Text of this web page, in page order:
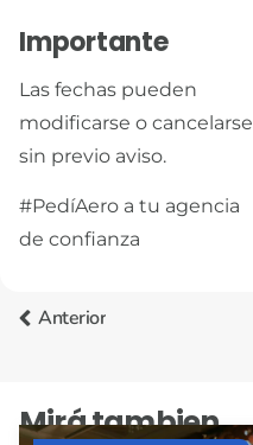
Importante
Las fechas pueden
modificarse o cancelarse
sin previo aviso.
#PedíAero a tu agencia
de confianza
Anterior
Mirá tambien